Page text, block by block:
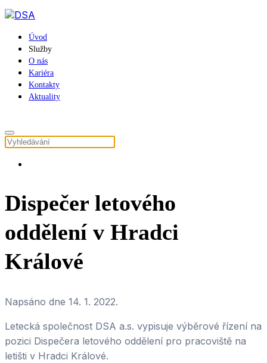
Úvod
Služby
O nás
Kariéra
Kontakty
Aktuality
Dispečer letového
oddělení v Hradci
Králové
Napsáno dne 14. 1. 2022.
Letecká společnost DSA a.s. vypisuje výběrové řízení na
pozici Dispečera letového oddělení pro pracoviště na
letišti v Hradci Králové.